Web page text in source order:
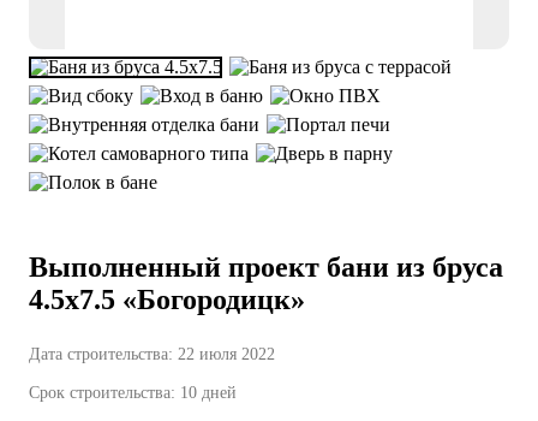
Выполненный проект бани из бруса
4.5х7.5 «Богородицк»
Дата строительства: 22 июля 2022
Срок строительства: 10 дней